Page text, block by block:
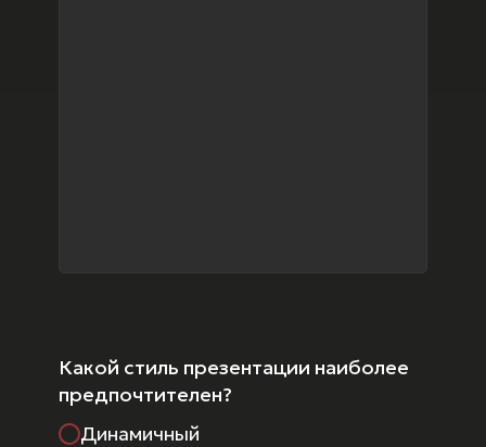
Какой стиль презентации наиболее
предпочтителен?
Динамичный